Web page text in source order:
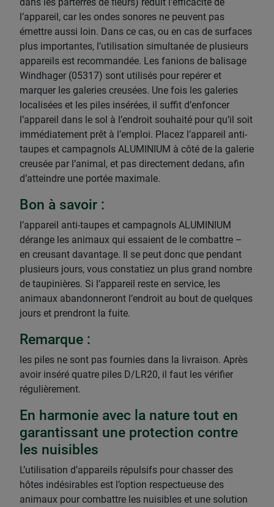
l’appareil, car les ondes sonores ne peuvent pas
émettre aussi loin. Dans ce cas, ou en cas de surfaces
plus importantes, l’utilisation simultanée de plusieurs
appareils est recommandée. Les fanions de balisage
Windhager (05317) sont utilisés pour repérer et
marquer les galeries creusées. Une fois les galeries
localisées et les piles insérées, il suffit d’enfoncer
l’appareil dans le sol à l’endroit souhaité pour qu’il soit
immédiatement prêt à l’emploi. Placez l’appareil anti-
taupes et campagnols ALUMINIUM à côté de la galerie
creusée par l’animal, et pas directement dedans, afin
d’atteindre une portée maximale.
Bon à savoir :
l’appareil anti-taupes et campagnols ALUMINIUM
dérange les animaux qui essaient de le combattre –
en creusant davantage. Il se peut donc que pendant
plusieurs jours, vous constatiez un plus grand nombre
de taupinières. Si l’appareil reste en service, les
animaux abandonneront l’endroit au bout de quelques
jours et prendront la fuite.
Remarque :
les piles ne sont pas fournies dans la livraison. Après
avoir inséré quatre piles D/LR20, il faut les vérifier
régulièrement.
En harmonie avec la nature tout en
garantissant une protection contre
les nuisibles
L’utilisation d’appareils répulsifs pour chasser des
hôtes indésirables est l’option respectueuse des
animaux pour combattre les nuisibles et une solution